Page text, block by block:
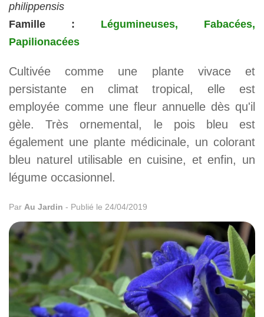
philippensis
Famille :
Légumineuses, Fabacées,
Papilionacées
Cultivée comme une plante vivace et
persistante en climat tropical, elle est
employée comme une fleur annuelle dès qu'il
gèle. Très ornemental, le pois bleu est
également une plante médicinale, un colorant
bleu naturel utilisable en cuisine, et enfin, un
légume occasionnel.
Par Au Jardin - Publié le 24/04/2019